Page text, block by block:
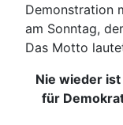
Demonstration
am Sonntag,
Das Motto
Nie wieder
für